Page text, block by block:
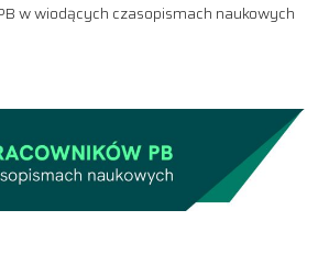
w wiodących czasopismach naukowych